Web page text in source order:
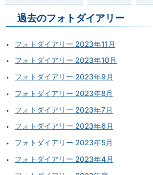
過去のフォトダイアリー
フォトダイアリー 2023年11月
フォトダイアリー 2023年10月
フォトダイアリー 2023年9月
フォトダイアリー 2023年8月
フォトダイアリー 2023年7月
フォトダイアリー 2023年6月
フォトダイアリー 2023年5月
フォトダイアリー 2023年4月